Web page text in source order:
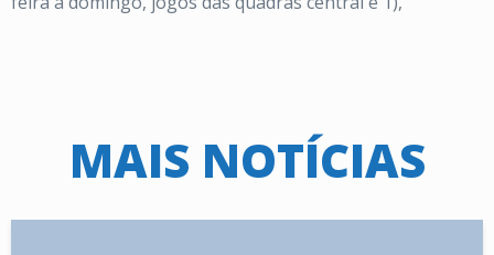
MAIS NOTÍCIAS